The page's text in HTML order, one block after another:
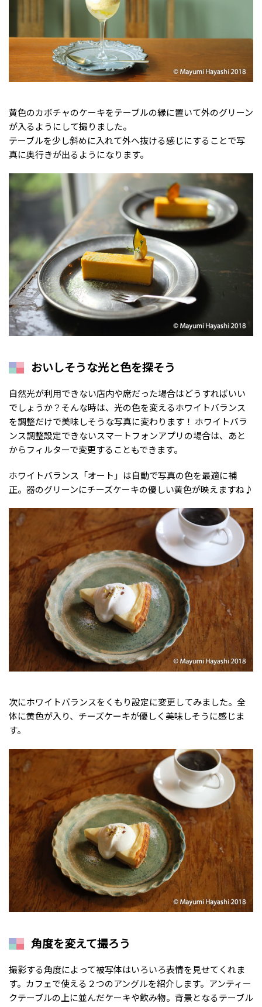
黄色のカボチャのケーキをテーブルの縁に置いて外のグリーン
が入るようにして撮りました。
テーブルを少し斜めに入れて外へ抜ける感じにすることで写
真に奥行きが出るようになります。
おいしそうな光と色を探そう
自然光が利用できない店内や席だった場合はどうすればいい
でしょうか？そんな時は、光の色を変えるホワイトバランス
を調整だけで美味しそうな写真に変わります！ ホワイトバラ
ンス調整設定できないスマートフォンアプリの場合は、あと
からフィルターで変更することもできます。
ホワイトバランス「オート」は自動で写真の色を最適に補
正。器のグリーンにチーズケーキの優しい黄色が映えますね♪
次にホワイトバランスをくもり設定に変更してみました。全
体に黄色が入り、チーズケーキが優しく美味しそうに感じま
す。
角度を変えて撮ろう
撮影する角度によって被写体はいろいろ表情を見せてくれま
す。カフェで使える２つのアングルを紹介します。アンティー
クテーブルの上に並んだケーキや飲み物。背景となるテーブル